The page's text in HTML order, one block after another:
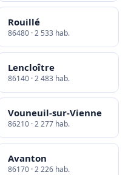
Rouillé
86480 · 2 533 hab.
Lencloître
86140 · 2 483 hab.
Vouneuil-sur-Vienne
86210 · 2 277 hab.
Avanton
86170 · 2 226 hab.